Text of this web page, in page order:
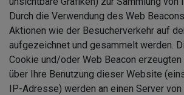
Durch die Verwendung des Web
Aktionen wie der Besucherverkehr auf
aufgezeichnet und gesammelt werden.
Cookie und/oder Web Beacon
über Ihre Benutzung dieser Website
IP-Adresse) werden an einen Server von